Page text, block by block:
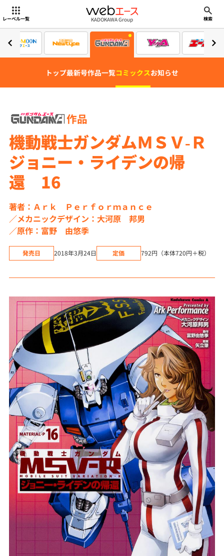
レーベル一覧 webエース
KADOKAWA Group 検索
トップ最新号作品一覧コミックスお知らせ
作品
機動戦士ガンダムＭＳＶ‐Ｒ
ジョニー・ライデンの帰
還 16
著者：Ａｒｋ Ｐｅｒｆｏｒｍａｎｃｅ
メカニックデザイン：大河原 邦男
原作：富野 由悠季
発売日 2018年3月24日 定価 792円（本体720円＋税）